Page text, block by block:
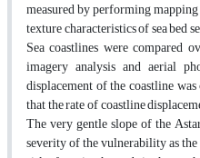
measured by performing
texture characteristics of sea bed
Sea coastlines were compared
imagery analysis and aerial
displacement of the coastline
that the rate of coastline
The very gentle slope of the
severity of the vulnerability as